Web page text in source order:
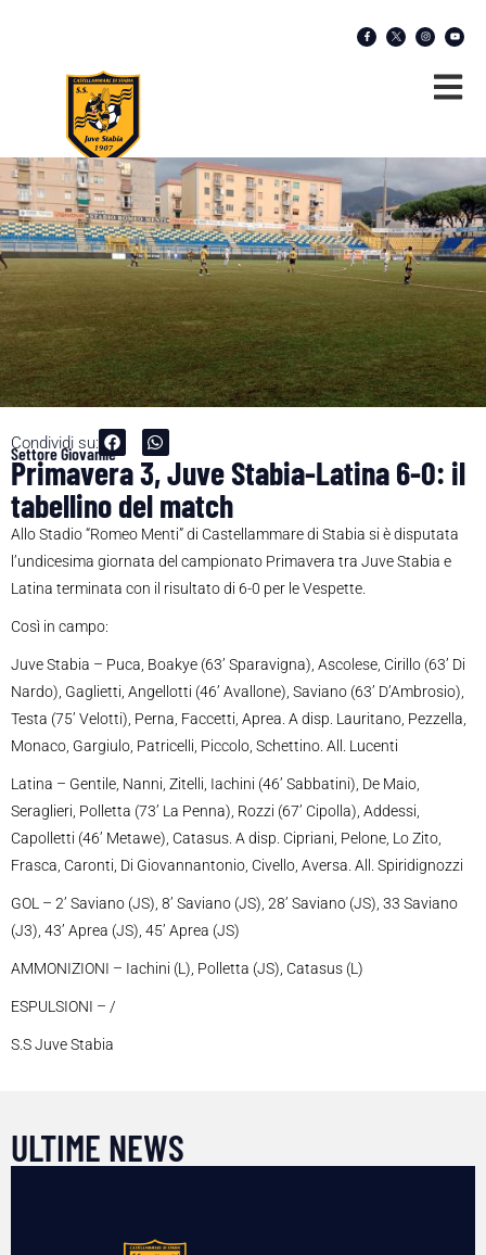
Condividi su:
Settore Giovanile
Primavera 3, Juve Stabia-Latina 6-0: il
tabellino del match
Allo Stadio “Romeo Menti” di Castellammare di Stabia si è disputata
l’undicesima giornata del campionato Primavera tra Juve Stabia e
Latina terminata con il risultato di 6-0 per le Vespette.
Così in campo:
Juve Stabia – Puca, Boakye (63’ Sparavigna), Ascolese, Cirillo (63’ Di
Nardo), Gaglietti, Angellotti (46’ Avallone), Saviano (63’ D’Ambrosio),
Testa (75’ Velotti), Perna, Faccetti, Aprea. A disp. Lauritano, Pezzella,
Monaco, Gargiulo, Patricelli, Piccolo, Schettino. All. Lucenti
Latina – Gentile, Nanni, Zitelli, Iachini (46’ Sabbatini), De Maio,
Seraglieri, Polletta (73’ La Penna), Rozzi (67’ Cipolla), Addessi,
Capolletti (46’ Metawe), Catasus. A disp. Cipriani, Pelone, Lo Zito,
Frasca, Caronti, Di Giovannantonio, Civello, Aversa. All. Spiridignozzi
GOL – 2’ Saviano (JS), 8’ Saviano (JS), 28’ Saviano (JS), 33 Saviano
(J3), 43’ Aprea (JS), 45’ Aprea (JS)
AMMONIZIONI – Iachini (L), Polletta (JS), Catasus (L)
ESPULSIONI – /
S.S Juve Stabia
ULTIME NEWS